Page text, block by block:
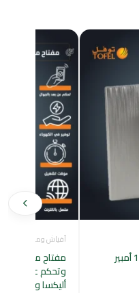
أفياش ومفاتيح كهرباء
مفتاح مفرد
وتحكم عن بُعد
أليكسا وجوجل